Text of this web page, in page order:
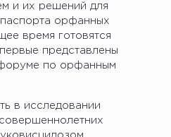
и их решений для
орфанных
время готовятся
представлены
по орфанным
в исследовании